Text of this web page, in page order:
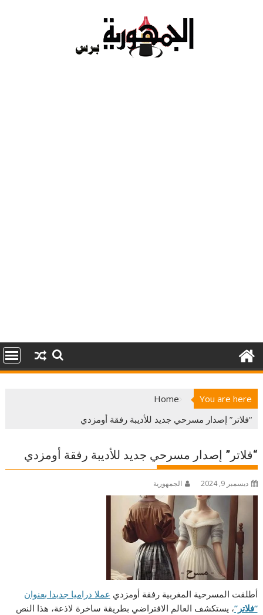
You are here
Home
“فلاتر” إصدار مسرحي جديد للأديبة رفقة أومزدي
“فلاتر” إصدار مسرحي جديد للأديبة رفقة أومزدي
ديسمبر 9, 2024 الجمهورية
أطلقت المسرحية المغربية رفقة أومزدي عملا دراميا جديدا بعنوان
“فلاتر”، يستكشف العالم الافتراضي بطريقة ساخرة لاذعة، هذا النص